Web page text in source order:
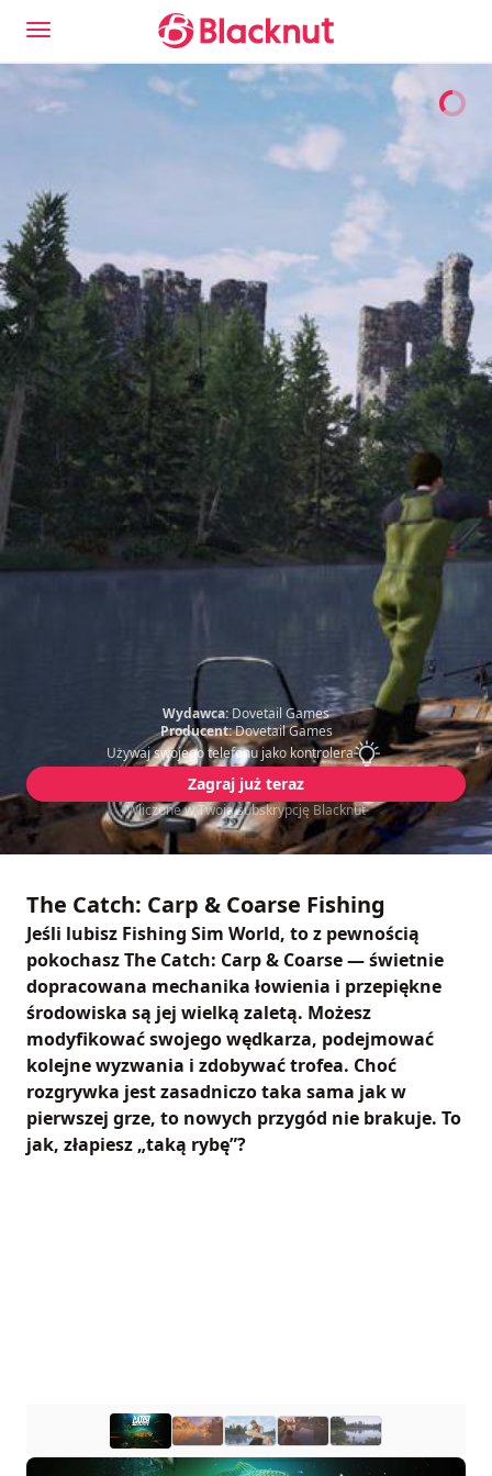
Wydawca: Dovetail Games
Producent:Dovetail Games
Używaj swojego telefonu jako kontrolera
Zagraj już teraz
Wliczone w Twoją subskrypcję Blacknut
The Catch: Carp & Coarse Fishing
Jeśli lubisz Fishing Sim World, to z pewnością
pokochasz The Catch: Carp & Coarse — świetnie
dopracowana mechanika łowienia i przepiękne
środowiska są jej wielką zaletą. Możesz
modyfikować swojego wędkarza, podejmować
kolejne wyzwania i zdobywać trofea. Choć
rozgrywka jest zasadniczo taka sama jak w
pierwszej grze, to nowych przygód nie brakuje. To
jak, złapiesz „taką rybę”?